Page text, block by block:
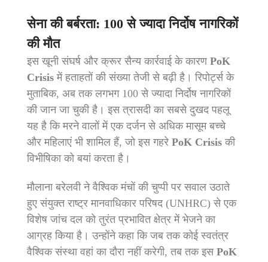
सेना की बर्बरता: 100 से ज्यादा निर्दोष नागरिकों
की मौत
इस खूनी संघर्ष और क्रूर सैन्य कार्रवाई के कारण PoK
Crisis में हताहतों की संख्या तेजी से बढ़ी है। रिपोर्ट्स के
मुताबिक, अब तक लगभग 100 से ज्यादा निर्दोष नागरिकों
की जान जा चुकी है। इस त्रासदी का सबसे दुखद पहलू
यह है कि मरने वालों में एक दर्जन से अधिक मासूम बच्चे
और महिलाएं भी शामिल हैं, जो इस गहरे PoK Crisis की
विभीषिका को बयां करता है।
मौलाना बरेलवी ने वैश्विक मंचों की चुप्पी पर सवाल उठाते
हुए संयुक्त राष्ट्र मानवाधिकार परिषद (UNHRC) से एक
विशेष जांच दल को तुरंत प्रभावित क्षेत्र में भेजने का
आग्रह किया है। उन्होंने कहा कि जब तक कोई स्वतंत्र
वैश्विक संस्था वहां का दौरा नहीं करेगी, तब तक इस PoK